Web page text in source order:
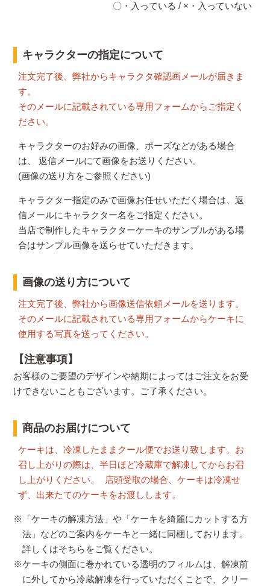
〇・入っている / ×・入っていない
キャラクターの指定について
注文完了後、弊社からキャラクタ確認画メールが届きま
す。
そのメールに記載されている専用フォームからご指定く
ださい。
キャラクターのお好みの画像、ポーズなどがある場合
は、 返信メールにて画像をお送りください。
(画像の送り方をご参照ください)
キャラクター指定のみで画像お任せいただく場合は、返
信メールにキャラクター名をご指定ください。
当店で制作したキャラクターケーキのサンプルがある場
合はサンプル画像を送らせていただきます。
画像の送り方について
注文完了後、弊社から画像送信依頼メールを送ります。
そのメールに記載されている専用フォームからケーキに
使用する写真を送ってください。
【注意事項】
お客様のご要望のデザインや納期によってはご注文をお受
けできないこともございます。ご了承ください。
商品のお届けについて
ケーキは、冷凍したままクール便でお送り致します。お
召し上がりの際は、半日ほど冷蔵庫で解凍してからお召
し上がりください。 店頭受取の場合、ケーキは冷凍せ
ず、出来たてのケーキをお渡しします。
※「ケーキの解凍方法」や「ケーキを綺麗にカットする方
法」などのご案内をケーキと一緒に同梱しております。
詳しくはそちらをご覧ください。
※ケーキの側面に巻かれている透明のフィルムは、解凍前
に外してから冷蔵解凍を行っていただくことで、クリー